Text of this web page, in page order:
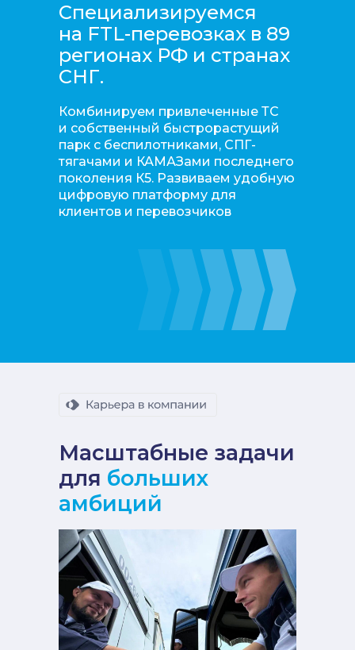
Специализируемся
на FTL-перевозках в 89
регионах РФ и странах
СНГ.
Комбинируем привлеченные ТС
и собственный быстрорастущий
парк с беспилотниками, СПГ-
тягачами и КАМАЗами последнего
поколения К5. Развиваем удобную
цифровую платформу для
клиентов и перевозчиков
Масштабные задачи
для больших
амбиций